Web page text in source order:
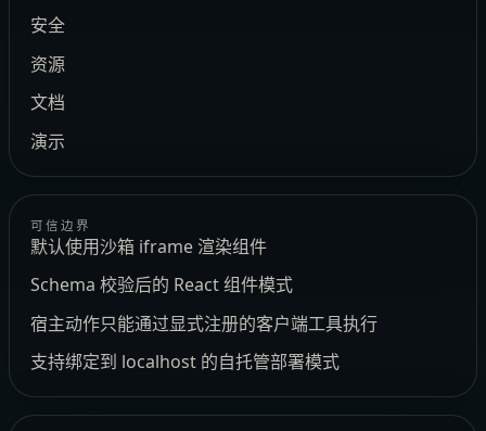
安全
资源
文档
演示
可信边界
默认使用沙箱 iframe 渲染组件
Schema 校验后的 React 组件模式
宿主动作只能通过显式注册的客户端工具执行
支持绑定到 localhost 的自托管部署模式